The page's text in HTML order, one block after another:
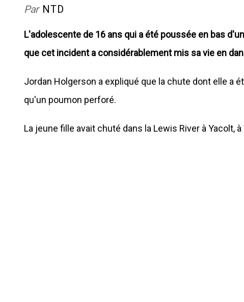
Par NTD
L'adolescente de 16 ans qui a été poussée en bas
que cet incident a considérablement mis sa vie en
Jordan Holgerson a expliqué que la chute dont elle a
qu'un poumon perforé.
La jeune fille avait chuté dans la Lewis River à Yacolt,